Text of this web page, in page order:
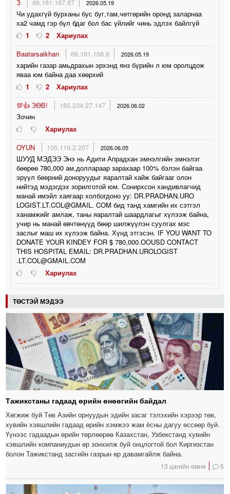
З 66.181.187.87 2026.05.19
Чи удахгүй бурханы бус буг,там,чөтгөрийн оронд заларнаа
ха2 чамд гэр бүл бдаг бол бас үйлийг чинь эдлэх байлгүй
1
2
Хариулах
Baatarsaikhan
66.181.168.8 2026.05.19
харийн газар амьдрахын эрхэнд янз бүрийн л юм оролцдож
яваа юм байна даа хөөрхий
1
2
Хариулах
💯👍 ЗӨВ!
185.234.27.147 2026.06.02
Зочин
Хариулах
OYUN
105.119.2.207 2026.06.05
ШУУД МЭДЭЭ Энэ нь Адити Апрадхан эмнэлгийн эмнэлэг
бөөрөө 780,000 ам.доллараар зарахаар 100% бэлэн байгаа
эрүүл бөөрний доноруудыг яаралтай хайж байгааг олон
нийтэд мэдэгдэх зорилготой юм. Сонирхсон хандивлагчид
манай имэйл хаягаар холбогдоно уу: DR.PRADHAN.URO
LOGIST.LT.COL@GMAIL. COM бид танд хамгийн их сэтгэл
ханамжийг амлаж, таны яаралтай шаардлагыг хүлээж байна,
учир нь манай өвчтөнүүд бөөр шилжүүлэн суулгах мэс
заслыг маш их хүлээж байна. Хүнд этгэсэн. IF YOU WANT TO
DONATE YOUR KINDEY FOR $ 780,000.OOUSD CONTACT
THIS HOSPITAL EMAIL: DR.PRADHAN.UROLOGIST
.LT.COL@GMAIL.COM
Хариулах
ТӨСТЭЙ МЭДЭЭ
Тажикстаны гадаад өрийн өнөөгийн байдал
Хөгжиж буй Төв Азийн орнуудын эдийн засаг тэлэхийн хэрээр төв,
хувийн хэвшлийн гадаад өрийн хэмжээ жам ёсны дагуу өссөөр буй.
Үүнээс гадаадын өрийн төрлөөрөө Казахстан, Узбекстанд хувийн
хэвшлийн компаниудын өр зонхилж буй онцлогтой бол Киргизстан
болон Тажикстанд засгийн газрын өр давамгайлж байна.
13 цагийн өмнө 5